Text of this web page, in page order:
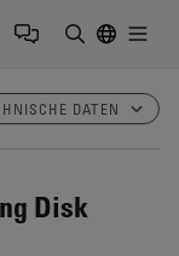
DATEN
Disk